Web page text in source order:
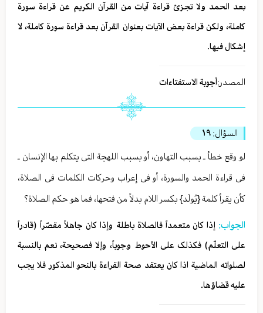
بعد الحمد ولا تجزئ قراءة آیات من القرآن الکریم عن قراءة سورة
کاملة، ولکن قراءة بعض الآیات بعنوان القرآن بعد قراءة سورة کاملة، لا
إشکال فیها.
المصدر:أجوبة الاستفتاءات
السؤال: ١٩
لو وقع خطأ ـ بسبب التهاون، أو بسبب اللهجة التی یتکلم بها الإنسان ـ
فی قراءة الحمد والسورة، أو فی إعراب وحرکات الکلمات فی الصلاة،
کأن یقرأ کلمة {یُولَد} بکسر اللام بدلاً من فتحها، فما هو حکم الصلاة؟
الجواب: إذا کان متعمداً فالصلاة باطلة وإذا کان جاهلاً مقصّراً (قادراً
علی التعلّم) فکذلک علی الأحوط وجوباً، وإلا فصحیحة، نعم بالنسبة
لصلواته الماضیة اذا کان یعتقد صحة القراءة بالنحو المذکور فلا یجب
علیه قضاؤها.